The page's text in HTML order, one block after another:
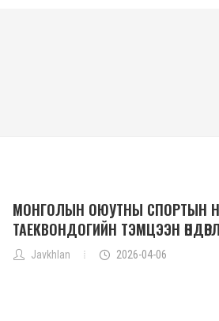
МОНГОЛЫН ОЮУТНЫ СПОРТЫН
ТАЕКВОНДОГИЙН ТЭМЦЭЭН
Javkhlan 2026-04-06